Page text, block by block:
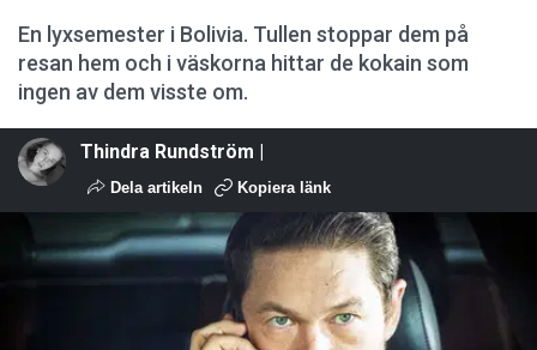
En lyxsemester i Bolivia. Tullen stoppar dem på
resan hem och i väskorna hittar de kokain som
ingen av dem visste om.
Thindra Rundström |
Dela artikeln Kopiera länk